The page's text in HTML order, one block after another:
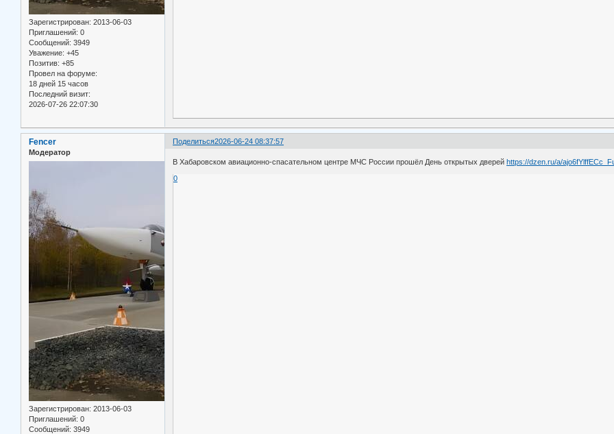
Зарегистрирован: 2013-06-03
Приглашений: 0
Сообщений: 3949
Уважение: +45
Позитив: +85
Провел на форуме:
18 дней 15 часов
Последний визит:
2026-07-26 22:07:30
Поделиться2026-06-24 08:37:57
Fencer
Модератор
Зарегистрирован: 2013-06-03
Приглашений: 0
Сообщений: 3949
В Хабаровском авиационно-спасательном центре МЧС России прошёл День открытых дверейhttps://dzen.ru/a/
0